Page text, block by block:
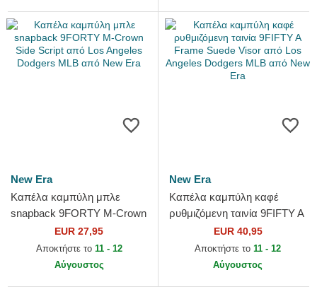
New Era
Καπέλα καμπύλη μπλε
snapback 9FORTY M-Crown
Side Script από Los Angeles
Dodgers MLB από New Era
EUR 27,95
Αποκτήστε το 11 - 12
Αύγουστος
New Era
Καπέλα καμπύλη καφέ
ρυθμιζόμενη ταινία 9FIFTY A
Frame Suede Visor από Los
Angeles Dodgers MLB από...
EUR 40,95
Αποκτήστε το 11 - 12
Αύγουστος